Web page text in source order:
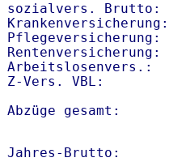
sozialvers. Brutto:
Pflegeversicherung:
Rentenversicherung:
Arbeitslosenvers.:
Z-Vers. VBL:
Abzüge gesamt:
Jahres-